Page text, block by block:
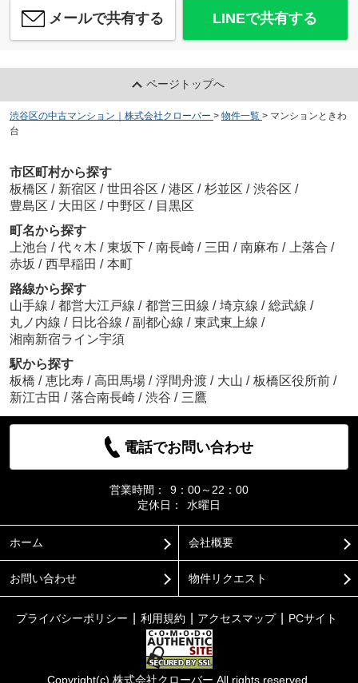
メールで共有する LINEで共有する
ページトップへ
渋谷区の中古マンション｜株式会社クローバー > 物件一覧 > マンションときわ
台
市区町村から探す
板橋区 / 新宿区 / 世田谷区 / 港区 / 杉並区 / 渋谷区 /
豊島区 / 大田区 / 中野区 / 目黒区
町名から探す
上池台 / 代々木 / 東坂下 / 南長崎 / 三田 / 南麻布 / 上落合 /
赤坂 / 西早稲田 / 本町
路線から探す
山手線 / 都営大江戸線 / 都営三田線 / 埼京線 / 総武線 /
丸ノ内線 / 日比谷線 / 副都心線 / 東武東上線 /
湘南新宿ライン宇須
駅から探す
板橋 / 恵比寿 / 高田馬場 / 浮間舟渡 / 大山 / 板橋区役所前 /
新江古田 / 落合南長崎 / 渋谷 / 三鷹
電話でお問い合わせ
営業時間：
9：00～22：00
定休日：
水曜日
ホーム 会社概要
お問い合わせ 物件リクエスト
プライバシーポリシー 利用規約 アクセスマップ PCサイト
Copyright(c) 株式会社クローバー All rights reserved.